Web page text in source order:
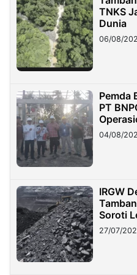
TNKS
Dunia
06/08/
Pemda
PT
04/08/
IRGW
Soroti
27/07/